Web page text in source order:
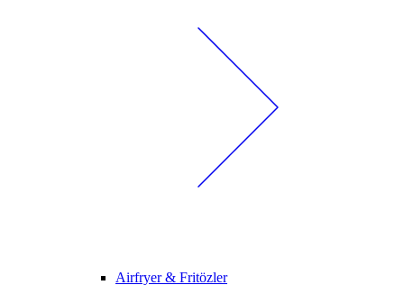
Airfryer & Fritözler